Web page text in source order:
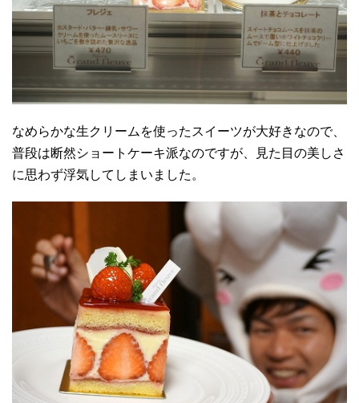
なめらかな生クリームを使ったスイーツが大好きなので、
普段は断然ショートケーキ派なのですが、見た目の美しさ
に思わず浮気してしまいました。